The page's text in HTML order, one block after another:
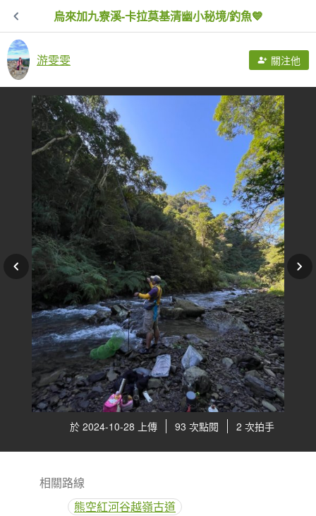
烏來加九寮溪-卡拉莫基清幽小秘境/釣魚💙
游雯雯 關注他
於 2024-10-28 上傳 93 次點閱 2 次拍手
相關路線
熊空紅河谷越嶺古道